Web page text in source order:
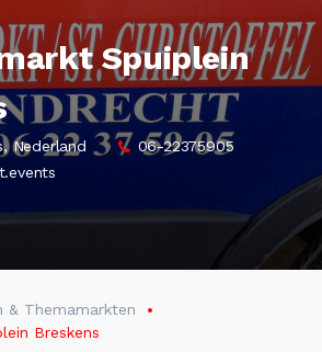
Spuiplein
Nederland
06-22375905
& Themamarkten
Breskens